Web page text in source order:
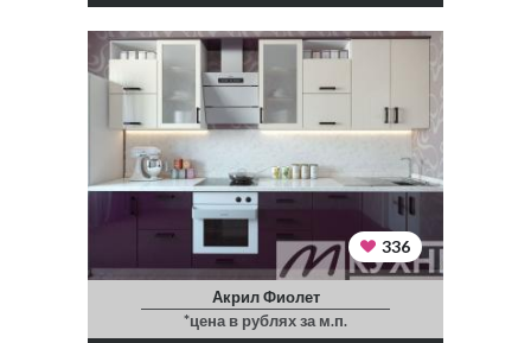
336
Акрил Фиолет
*цена в рублях за м.п.